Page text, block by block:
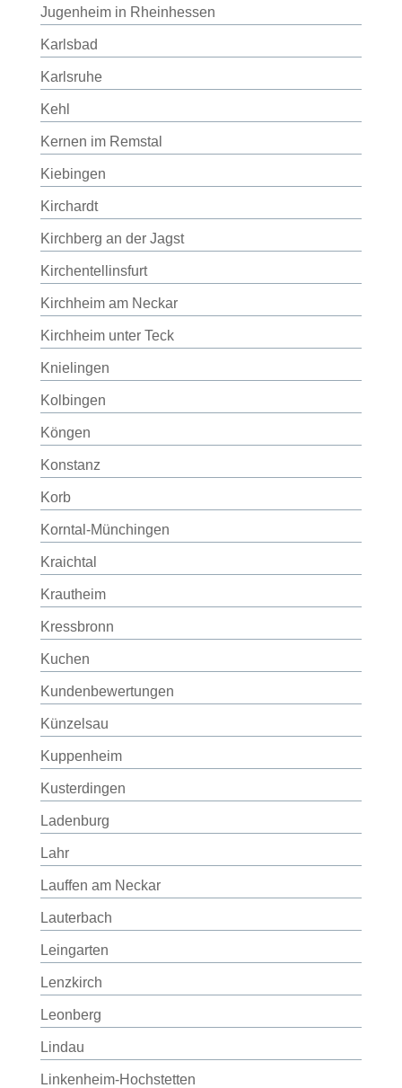
Jugenheim in Rheinhessen
Karlsbad
Karlsruhe
Kehl
Kernen im Remstal
Kiebingen
Kirchardt
Kirchberg an der Jagst
Kirchentellinsfurt
Kirchheim am Neckar
Kirchheim unter Teck
Knielingen
Kolbingen
Köngen
Konstanz
Korb
Korntal-Münchingen
Kraichtal
Krautheim
Kressbronn
Kuchen
Kundenbewertungen
Künzelsau
Kuppenheim
Kusterdingen
Ladenburg
Lahr
Lauffen am Neckar
Lauterbach
Leingarten
Lenzkirch
Leonberg
Lindau
Linkenheim-Hochstetten